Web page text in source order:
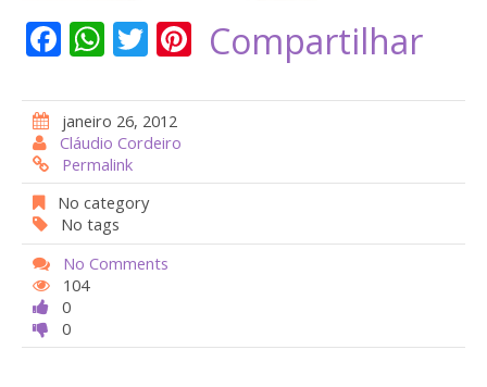
F
e
b
o
o
k
W
at
s
A
p
p
T
itt
er
Pi
er
st
Compartilhar
janeiro 26, 2012
Cláudio Cordeiro
Permalink
No category
No tags
No Comments
104
0
0